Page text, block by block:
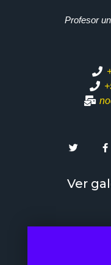
Profesor
Ver